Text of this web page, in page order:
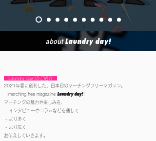
aboutLaundry day!
Laundry day!のご紹介
2021年春に創刊した、
日本初のマーチングフリーマガジン。
「marching free magazine Laundry day!」
マーチングの魅力や楽しみを、
- インタビューやコラムなどを通して
- より多く
- より広く
お伝えしていきます。